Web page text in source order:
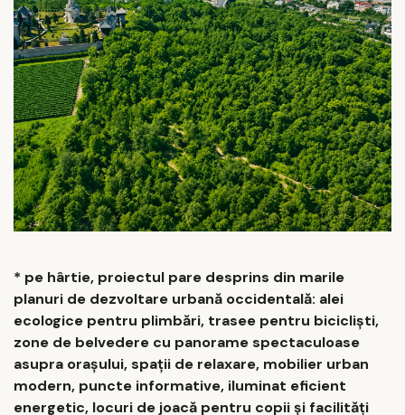
* pe hârtie, proiectul pare desprins din marile
planuri de dezvoltare urbană occidentală: alei
ecologice pentru plimbări, trasee pentru bicicliști,
zone de belvedere cu panorame spectaculoase
asupra orașului, spații de relaxare, mobilier urban
modern, puncte informative, iluminat eficient
energetic, locuri de joacă pentru copii și facilități